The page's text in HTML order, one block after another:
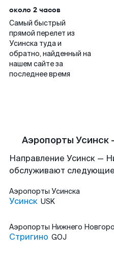
около 2 часов
Самый быстрый
прямой перелет из
Усинска туда и
обратно, найденный на
нашем сайте за
последнее время
Аэропорты
Направление Усинск —
обслуживают
Аэропорты Усинска
Усинск USK
Аэропорты Нижнего
Стригино GOJ